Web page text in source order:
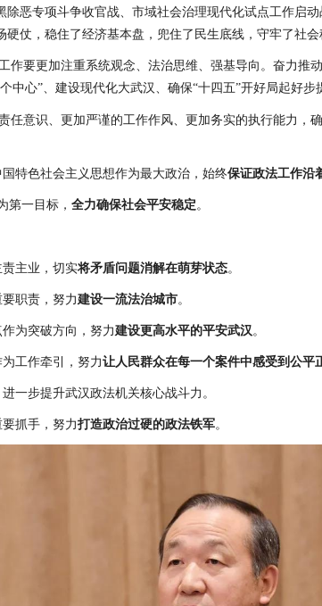
除恶专项斗争收官战、市域社会治理现代化试点工作启
硬仗，稳住了经济基本盘，兜住了民生底线，守牢了社
作要更加注重系统观念、法治思维、强基导向。奋力推
中心”、建设现代化大武汉、确保“十四五”开好局起好
任意识、更加严谨的工作作风、更加务实的执行能力，
特色社会主义思想作为最大政治，始终保证政法工作沿
第一目标， 全力确保社会平安稳定。
主业，切实将矛盾问题消解在萌芽状态。
职责，努力建设一流法治城市。
为突破方向，努力建设更高水平的平安武汉。
工作牵引，努力让人民群众在每一个案件中感受到公平
进一步提升武汉政法机关核心战斗力。
抓手，努力打造政治过硬的政法铁军。